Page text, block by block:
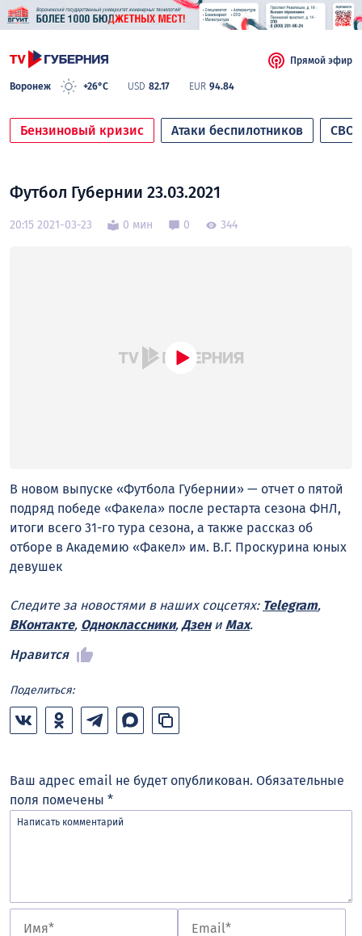
Воронеж +26°C USD 82.17 EUR 94.84
Прямой эфир
Бензиновый кризис Атаки беспилотников СВО
Футбол Губернии 23.03.2021
20:15 2021-03-23 0 мин 0 344
В новом выпуске «Футбола Губернии» — отчет о пятой
подряд победе «Факела» после рестарта сезона ФНЛ,
итоги всего 31-го тура сезона, а также рассказ об
отборе в Академию «Факел» им. В.Г. Проскурина юных
девушек
Следите за новостями в наших соцсетях: Telegram,
ВКонтакте, Одноклассники, Дзени Max.
Нравится
Поделиться:
Ваш адрес email не будет опубликован. Обязательные
поля помечены *